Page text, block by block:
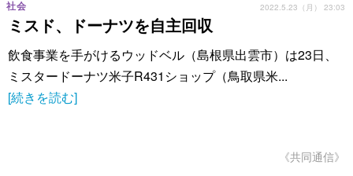
ミスド、ドーナツを自主回収
社会 2022.5.23（月） 23:03
飲食事業を手がけるウッドベル（島根県出雲市）は23日、
ミスタードーナツ米子R431ショップ（鳥取県米...
[続きを読む]
《共同通信》